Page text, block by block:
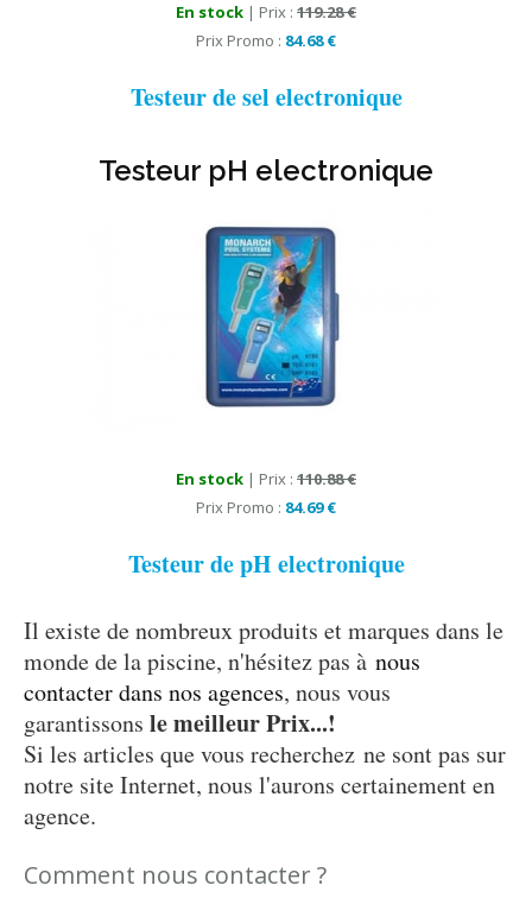
En stock | Prix : 119.28 €
Prix Promo : 84.68 €
Testeur de sel electronique
Testeur pH electronique
En stock | Prix : 110.88 €
Prix Promo : 84.69 €
Testeur de pH electronique
Il existe de nombreux produits et marques dans le
monde de la piscine, n'hésitez pas à nous
contacter dans nos agences, nous vous
garantissons le meilleur Prix...!
Si les articles que vous recherchez ne sont pas sur
notre site Internet, nous l'aurons certainement en
agence.
Comment nous contacter ?